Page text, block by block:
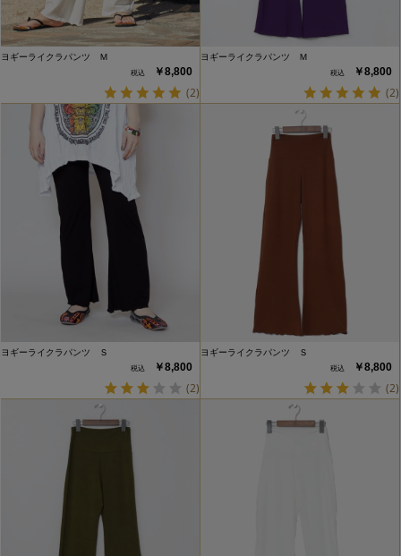
ヨギーライクラパンツ Ｍ
￥8,800
(2)
ヨギーライクラパンツ Ｍ
￥8,800
(2)
ヨギーライクラパンツ Ｓ
￥8,800
(2)
ヨギーライクラパンツ Ｓ
￥8,800
(2)